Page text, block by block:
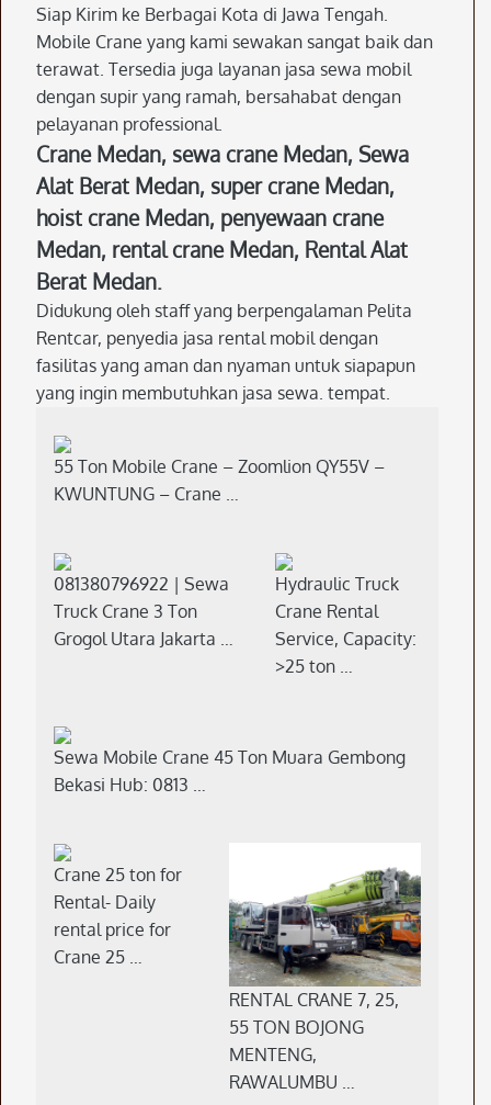
Siap Kirim ke Berbagai Kota di Jawa Tengah.
Mobile Crane yang kami sewakan sangat baik dan
terawat. Tersedia juga layanan jasa sewa mobil
dengan supir yang ramah, bersahabat dengan
pelayanan professional.
Crane Medan, sewa crane Medan, Sewa
Alat Berat Medan, super crane Medan,
hoist crane Medan, penyewaan crane
Medan, rental crane Medan, Rental Alat
Berat Medan.
Didukung oleh staff yang berpengalaman Pelita
Rentcar, penyedia jasa rental mobil dengan
fasilitas yang aman dan nyaman untuk siapapun
yang ingin membutuhkan jasa sewa. tempat.
55 Ton Mobile Crane – Zoomlion QY55V –
KWUNTUNG – Crane …
081380796922 | Sewa
Truck Crane 3 Ton
Grogol Utara Jakarta …
Hydraulic Truck
Crane Rental
Service, Capacity:
>25 ton …
Sewa Mobile Crane 45 Ton Muara Gembong
Bekasi Hub: 0813 …
Crane 25 ton for
Rental- Daily
rental price for
Crane 25 …
RENTAL CRANE 7, 25,
55 TON BOJONG
MENTENG,
RAWALUMBU …